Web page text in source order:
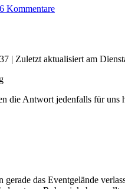
6 Kommentare
| Zuletzt aktualisiert am
die Antwort jedenfalls für uns
das Eventgelände